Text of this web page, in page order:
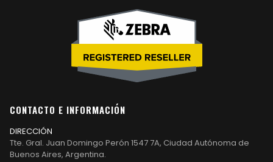
CONTACTO E INFORMACIÓN
DIRECCIÓN
Tte. Gral. Juan Domingo Perón 1547 7A, Ciudad Autónoma de
Buenos Aires, Argentina.